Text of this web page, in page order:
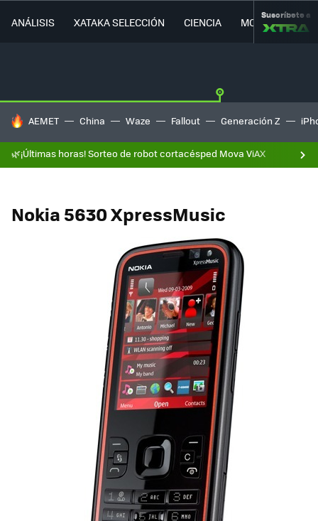
ANÁLISIS XATAKA SELECCIÓN CIENCIA MOVILIDAD
Suscríbete a
HOY SE HABLA DE
AEMET China Waze Fallout Generación Z
🌿¡Últimas horas! Sorteo de robot cortacésped Mova ViAX
Nokia 5630 XpressMusic